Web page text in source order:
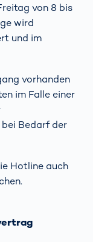
von 8 bis
wird
und im
vorhanden
im Falle einer
Bedarf der
Hotline auch